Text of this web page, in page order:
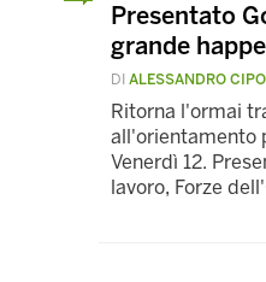
Presentato
grande
DI ALESSANDRO
Ritorna l'ormai
all'orientamento
Venerdì 12.
lavoro, Forze